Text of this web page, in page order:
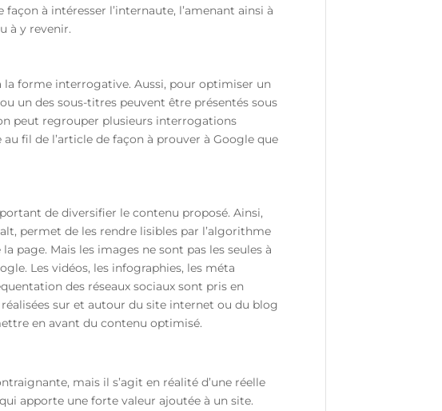
à intéresser l’internaute, l’amenant ainsi à
à y revenir.
la forme interrogative. Aussi, pour optimiser un
un des sous-titres peuvent être présentés sous
peut regrouper plusieurs interrogations
fil de l’article de façon à prouver à Google que
de diversifier le contenu proposé. Ainsi,
permet de les rendre lisibles par l’algorithme
page. Mais les images ne sont pas les seules à
Les vidéos, les infographies, les méta
des réseaux sociaux sont pris en
sur et autour du site internet ou du blog
en avant du contenu optimisé.
mais il s’agit en réalité d’une réelle
apporte une forte valeur ajoutée à un site.